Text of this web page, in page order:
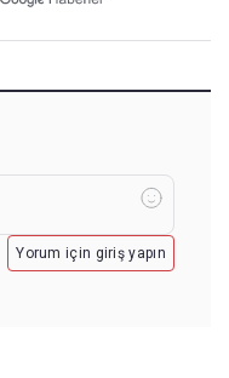
Yorum için giriş yapın